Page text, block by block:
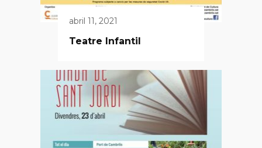
abril 11, 2021
Teatre Infantil